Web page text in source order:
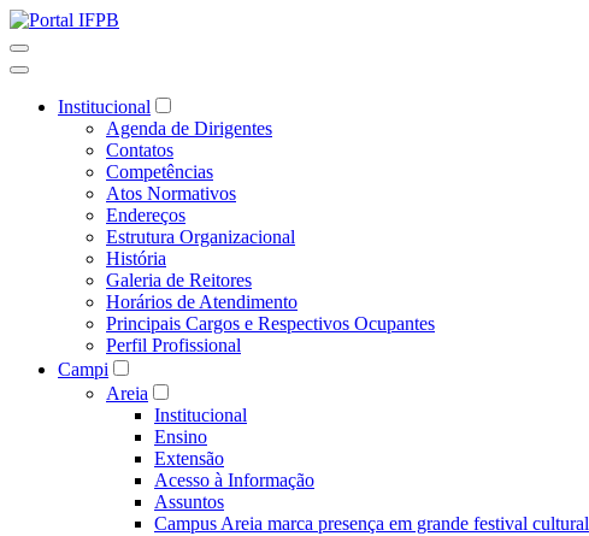
Institucional
Agenda de Dirigentes
Contatos
Competências
Atos Normativos
Endereços
Estrutura Organizacional
História
Galeria de Reitores
Horários de Atendimento
Principais Cargos e Respectivos Ocupantes
Perfil Profissional
Campi
Areia
Institucional
Ensino
Extensão
Acesso à Informação
Assuntos
Campus Areia marca presença em grande festival cultural